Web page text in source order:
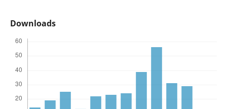
Downloads